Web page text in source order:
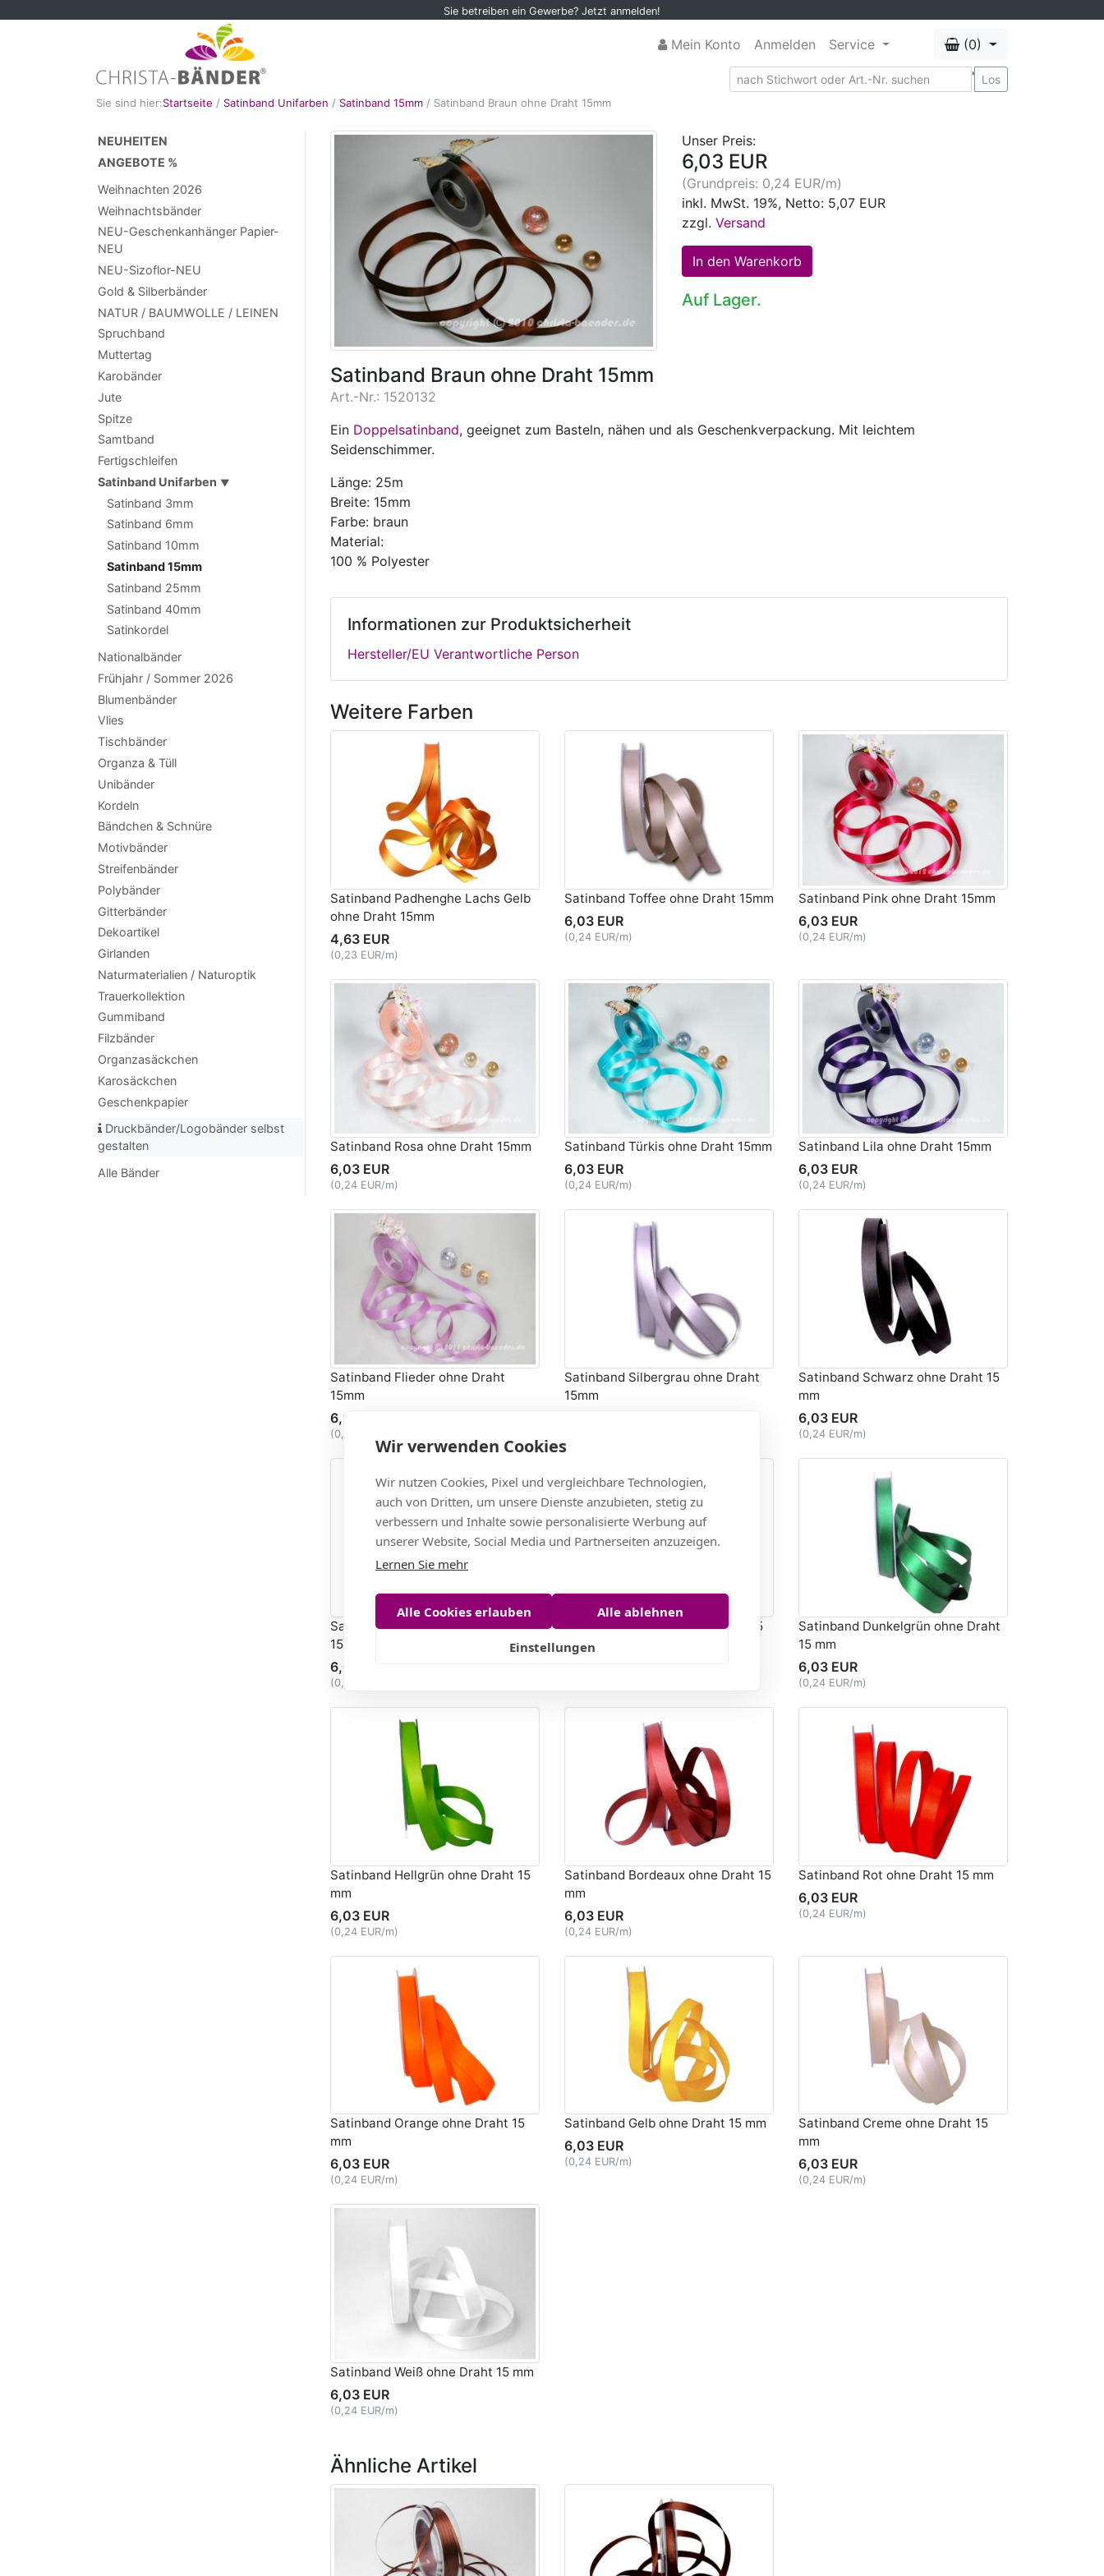
Sie betreiben ein Gewerbe? Jetzt anmelden!
Mein Konto Anmelden Service
(0)
' Los
Sie sind hier:Startseite / Satinband Unifarben / Satinband 15mm / Satinband Braun ohne Draht 15mm
NEUHEITEN
ANGEBOTE %
Weihnachten 2026
Weihnachtsbänder
NEU-Geschenkanhänger Papier-
NEU
NEU-Sizoflor-NEU
Gold & Silberbänder
NATUR / BAUMWOLLE / LEINEN
Spruchband
Muttertag
Karobänder
Jute
Spitze
Samtband
Fertigschleifen
Satinband Unifarben ▼
Satinband 3mm
Satinband 6mm
Satinband 10mm
Satinband 15mm
Satinband 25mm
Satinband 40mm
Satinkordel
Nationalbänder
Frühjahr / Sommer 2026
Blumenbänder
Vlies
Tischbänder
Organza & Tüll
Unibänder
Kordeln
Bändchen & Schnüre
Motivbänder
Streifenbänder
Polybänder
Gitterbänder
Dekoartikel
Girlanden
Naturmaterialien / Naturoptik
Trauerkollektion
Gummiband
Filzbänder
Organzasäckchen
Karosäckchen
Geschenkpapier
Druckbänder/Logobänder selbst
gestalten
Alle Bänder
Unser Preis:
6,03 EUR
(Grundpreis: 0,24 EUR/m)
inkl. MwSt. 19%, Netto: 5,07 EUR
zzgl. Versand
Auf Lager.
Satinband Braun ohne Draht 15mm
Art.-Nr.: 1520132
Ein Doppelsatinband, geeignet zum Basteln, nähen und als Geschenkverpackung. Mit leichtem
Seidenschimmer.
Länge: 25m
Breite: 15mm
Farbe: braun
Material:
100 % Polyester
Informationen zur Produktsicherheit
Hersteller/EU Verantwortliche Person
Weitere Farben
Satinband Padhenghe Lachs Gelb
ohne Draht 15mm
4,63 EUR
(0,23 EUR/m)
Satinband Toffee ohne Draht 15mm
6,03 EUR
(0,24 EUR/m)
Satinband Pink ohne Draht 15mm
6,03 EUR
(0,24 EUR/m)
Satinband Rosa ohne Draht 15mm
6,03 EUR
(0,24 EUR/m)
Satinband Türkis ohne Draht 15mm
6,03 EUR
(0,24 EUR/m)
Satinband Lila ohne Draht 15mm
6,03 EUR
(0,24 EUR/m)
Satinband Flieder ohne Draht
15mm
6,03 EUR
(0,24 EUR/m)
Satinband Silbergrau ohne Draht
15mm
Satinband Schwarz ohne Draht 15
mm
6,03 EUR
(0,24 EUR/m)
Satinband Dunkelblau ohne Draht
15 mm
6,03 EUR
(0,24 EUR/m)
Satinband Hellblau ohne Draht 15
mm
Satinband Dunkelgrün ohne Draht
15 mm
6,03 EUR
(0,24 EUR/m)
Satinband Hellgrün ohne Draht 15
mm
6,03 EUR
(0,24 EUR/m)
Satinband Bordeaux ohne Draht 15
mm
6,03 EUR
(0,24 EUR/m)
Satinband Rot ohne Draht 15 mm
6,03 EUR
(0,24 EUR/m)
Satinband Orange ohne Draht 15
mm
6,03 EUR
(0,24 EUR/m)
Satinband Gelb ohne Draht 15 mm
6,03 EUR
(0,24 EUR/m)
Satinband Creme ohne Draht 15
mm
6,03 EUR
(0,24 EUR/m)
Satinband Weiß ohne Draht 15 mm
6,03 EUR
(0,24 EUR/m)
Ähnliche Artikel
Wir verwenden Cookies
Wir nutzen Cookies, Pixel und vergleichbare Technologien,
auch von Dritten, um unsere Dienste anzubieten, stetig zu
verbessern und Inhalte sowie personalisierte Werbung auf
unserer Website, Social Media und Partnerseiten anzuzeigen.
Lernen Sie mehr
Alle Cookies erlauben Alle ablehnen
Einstellungen